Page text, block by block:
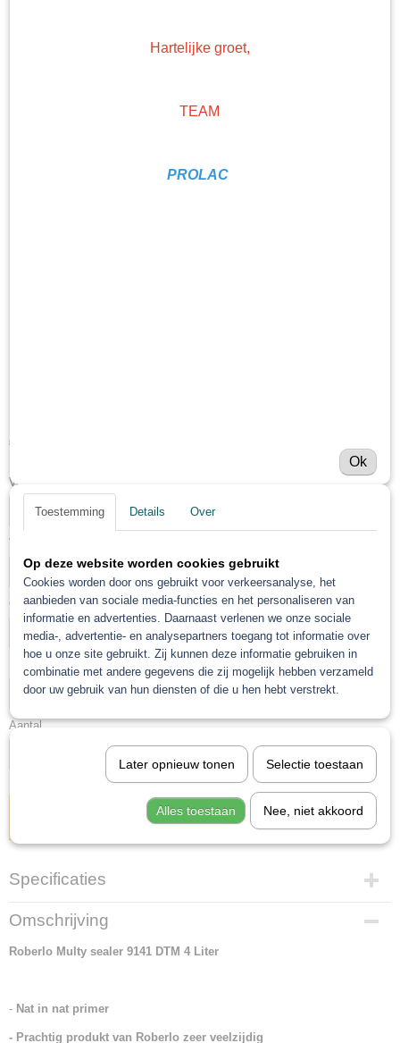
€ 198,36
Verharder toevoegen
Verdunning toevoegen
Ontvetter toevoegen
Aantal
IN WINKELWAGEN
Specificaties
Netto gewicht
5,00 Kg
Bruto gewicht
Omschrijving
Roberlo Multy sealer 9141 DTM 4 Liter
- Nat in nat primer
- Prachtig produkt van Roberlo zeer veelzijdig
Hartelijke groet,
TEAM
PROLAC
Ok
Toestemming Details Over
Op deze website worden cookies gebruikt
Cookies worden door ons gebruikt voor verkeersanalyse, het
aanbieden van sociale media-functies en het personaliseren van
informatie en advertenties. Daarnaast verlenen we onze sociale
media-, advertentie- en analysepartners toegang tot informatie over
hoe u onze site gebruikt. Zij kunnen deze informatie gebruiken in
combinatie met andere gegevens die zij mogelijk hebben verzameld
door uw gebruik van hun diensten of die u hen hebt verstrekt.
Later opnieuw tonen Selectie toestaan
Alles toestaan Nee, niet akkoord